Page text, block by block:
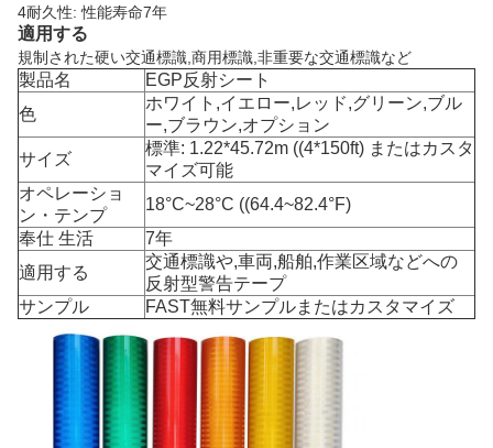
4耐久性: 性能寿命7年
適用する
規制された硬い交通標識,商用標識,非重要な交通標識など
製品名
EGP反射シート
色
ホワイト,イエロー,レッド,グリーン,ブル
ー,ブラウン,オプション
サイズ
標準: 1.22*45.72m ((4*150ft) またはカスタ
マイズ可能
オペレーショ
ン・テンプ
18°C~28°C ((64.4~82.4°F)
奉仕 生活
7年
適用する
交通標識や,車両,船舶,作業区域などへの
反射型警告テープ
サンプル
FAST無料サンプルまたはカスタマイズ